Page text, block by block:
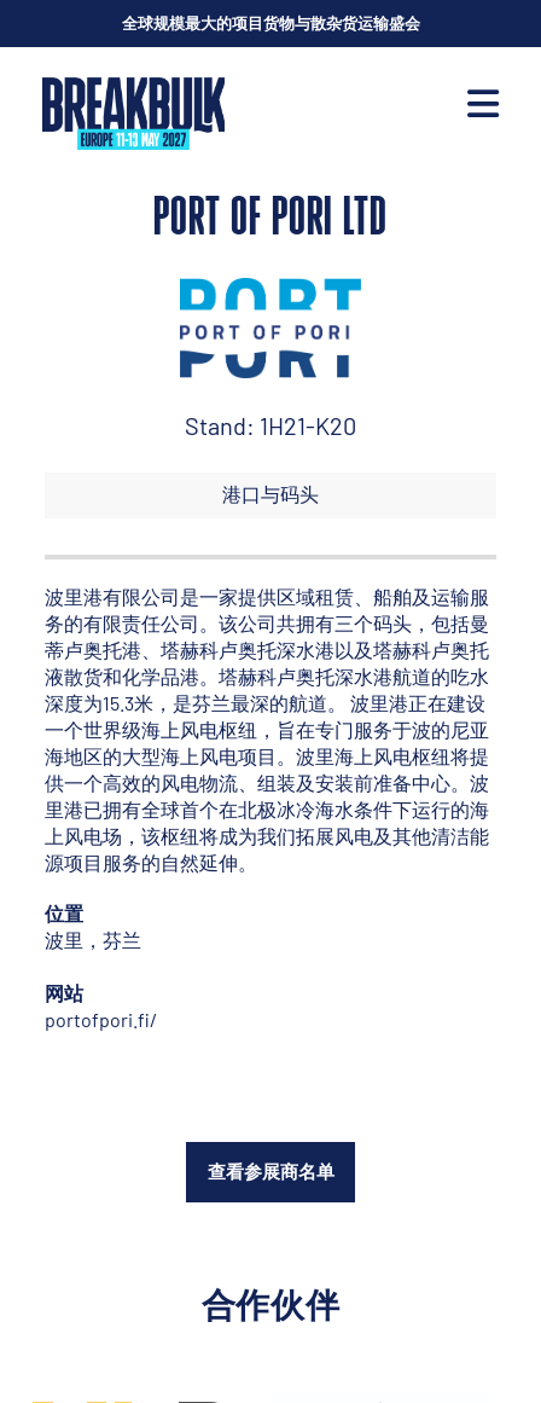
全球规模最大的项目货物与散杂货运输盛会
PORT OF PORI LTD
Stand: 1H21-K20
港口与码头
波里港有限公司是一家提供区域租赁、船舶及运输服
务的有限责任公司。该公司共拥有三个码头，包括曼
蒂卢奥托港、塔赫科卢奥托深水港以及塔赫科卢奥托
液散货和化学品港。塔赫科卢奥托深水港航道的吃水
深度为15.3米，是芬兰最深的航道。 波里港正在建设
一个世界级海上风电枢纽，旨在专门服务于波的尼亚
海地区的大型海上风电项目。波里海上风电枢纽将提
供一个高效的风电物流、组装及安装前准备中心。波
里港已拥有全球首个在北极冰冷海水条件下运行的海
上风电场，该枢纽将成为我们拓展风电及其他清洁能
源项目服务的自然延伸。
位置
波里，芬兰
网站
portofpori.fi/
查看参展商名单
合作伙伴